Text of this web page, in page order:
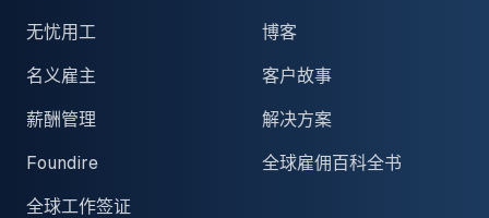
无忧用工
名义雇主
薪酬管理
Foundire
全球工作签证
博客
客户故事
解决方案
全球雇佣百科全书